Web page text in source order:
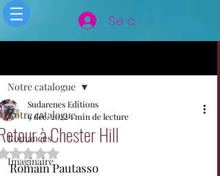
Se connecter
Notre catalogue
Romances
Imaginaire
Notre catalogue
à Chester Hill
Sudarenes Editions
9 déc. 20221 min de lecture
Noté NaN étoiles sur 5.
Romain Pautasso